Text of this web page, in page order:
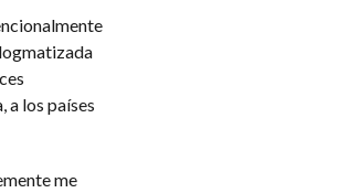
a los países
me